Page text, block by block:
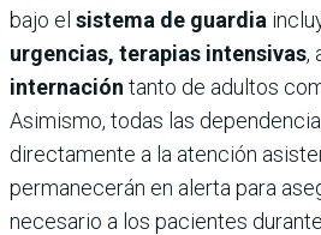
bajo el sistema de guardia
urgencias, terapias intensivas,
internación tanto de adultos
Asimismo, todas las
directamente a la atención
permanecerán en alerta para
necesario a los pacientes